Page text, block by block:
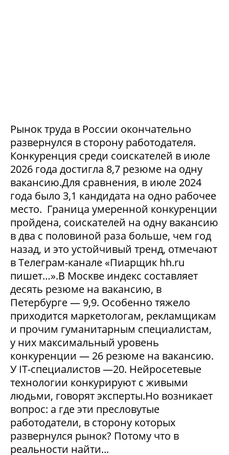
Рынок труда в России окончательно
развернулся в сторону работодателя.
Конкуренция среди соискателей в июле
2026 года достигла 8,7 резюме на одну
вакансию.Для сравнения, в июле 2024
года было 3,1 кандидата на одно рабочее
место. Граница умеренной конкуренции
пройдена, соискателей на одну вакансию
в два с половиной раза больше, чем год
назад, и это устойчивый тренд, отмечают
в Телеграм-канале «Пиарщик hh.ru
пишет…».В Москве индекс составляет
десять резюме на вакансию, в
Петербурге — 9,9. Особенно тяжело
приходится маркетологам, рекламщикам
и прочим гуманитарным специалистам,
у них максимальный уровень
конкуренции — 26 резюме на вакансию.
У IT-специалистов —20. Нейросетевые
технологии конкурируют с живыми
людьми, говорят эксперты.Но возникает
вопрос: а где эти пресловутые
работодатели, в сторону которых
развернулся рынок? Потому что в
реальности найти...